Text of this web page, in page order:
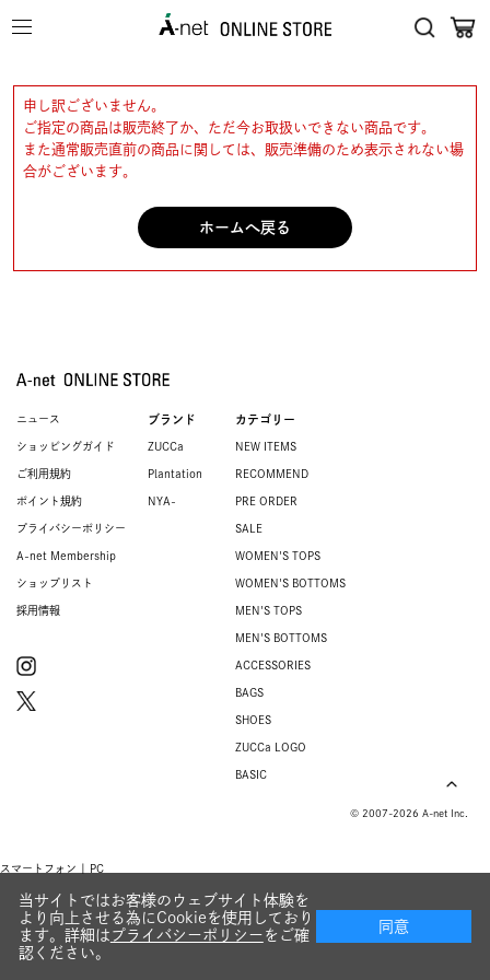
申し訳ございません。
ご指定の商品は販売終了か、ただ今お取扱いできない商品です。
また通常販売直前の商品に関しては、販売準備のため表示されない場
合がございます。
ホームへ戻る
ニュース
ショッピングガイド
ご利用規約
ポイント規約
プライバシーポリシー
A-net Membership
ショップリスト
採用情報
ブランド
ZUCCa
Plantation
NYA-
カテゴリー
NEW ITEMS
RECOMMEND
PRE ORDER
SALE
WOMEN'S TOPS
WOMEN'S BOTTOMS
MEN'S TOPS
MEN'S BOTTOMS
ACCESSORIES
BAGS
SHOES
ZUCCa LOGO
BASIC
© 2007-2026 A-net Inc.
スマートフォン | PC
当サイトではお客様のウェブサイト体験を
より向上させる為にCookieを使用しており
ます。詳細は プライバシーポリシー をご確
認ください。
同意